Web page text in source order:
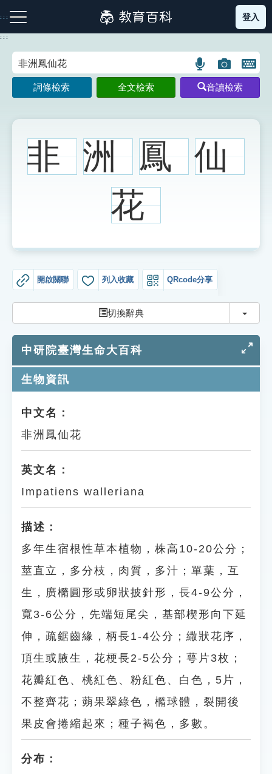
到
主
:::
注音索引圖示 筆畫索引圖示 部首索引表圖示
成語故事
索引選單
知識索引
生命大百科索引
遊戲專區
教學應用
貓頭鷹博士
登入
:::
語
言
搜
示
圖
片
搜
示
開
鍵
圖
詞條檢索 全文檢索 音讀檢索
非 洲 鳳 仙
花
開啟關聯 列入收藏 QRcode分享
切換辭典 切換
中研院臺灣生命大百科
生物資訊
中文名：
非洲鳳仙花
英文名：
Impatiens walleriana
描述：
多年生宿根性草本植物，株高10-20公分；
莖直立，多分枝，肉質，多汁；單葉，互
生，廣橢圓形或卵狀披針形，長4-9公分，
寬3-6公分，先端短尾尖，基部楔形向下延
伸，疏鋸齒緣，柄長1-4公分；繖狀花序，
頂生或腋生，花梗長2-5公分；萼片3枚；
花瓣紅色、桃紅色、粉紅色、白色，5片，
不整齊花；蒴果翠綠色，橢球體，裂開後
果皮會捲縮起來；種子褐色，多數。
分布：